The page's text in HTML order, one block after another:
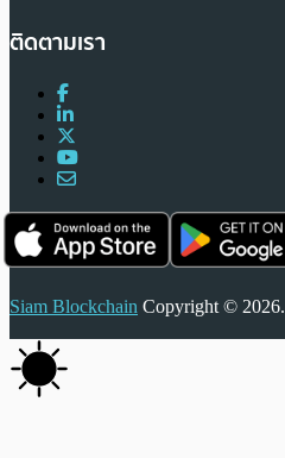
ติดตามเรา
Siam Blockchain Copyright © 2026.